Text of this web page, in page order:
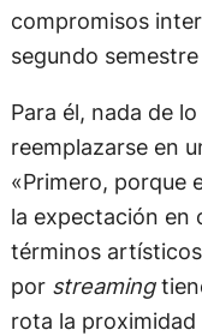
compromisos
segundo
Para él, nada de
reemplazarse en
«Primero, porque
la expectación en
términos
por streaming
rota la